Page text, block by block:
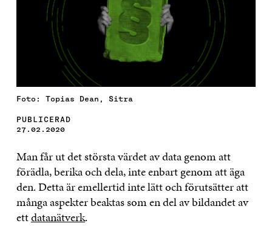
Foto: Topias Dean, Sitra
PUBLICERAD
27.02.2020
Man får ut det största värdet av data genom att
förädla, berika och dela, inte enbart genom att äga
den. Detta är emellertid inte lätt och förutsätter att
många aspekter beaktas som en del av bildandet av
ettdatanätverk.